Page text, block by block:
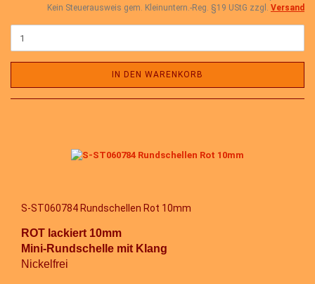
Kein Steuerausweis gem. Kleinuntern.-Reg. §19 UStG zzgl. Versand
IN DEN WARENKORB
S-ST060784 Rundschellen Rot 10mm
ROT lackiert 10mm
Mini-Rundschelle mit Klang
Nickelfrei